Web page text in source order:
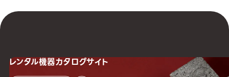
レンタル機器カタログサイト